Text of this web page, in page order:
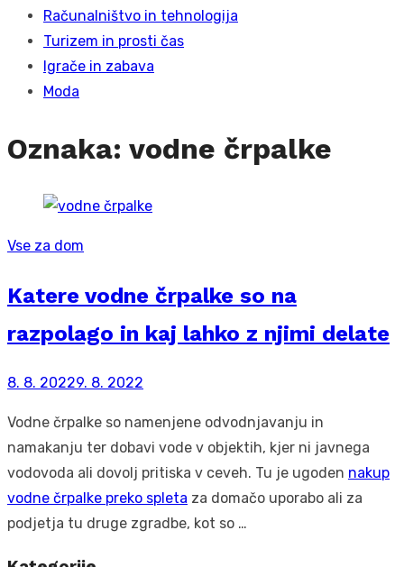
Računalništvo in tehnologija
Turizem in prosti čas
Igrače in zabava
Moda
Oznaka: vodne črpalke
Vse za dom
Katere vodne črpalke so na
razpolago in kaj lahko z njimi delate
Posted
8. 8. 20229. 8. 2022
Vodne črpalke so namenjene odvodnjavanju in
namakanju ter dobavi vode v objektih, kjer ni javnega
vodovoda ali dovolj pritiska v ceveh. Tu je ugoden nakup
vodne črpalke preko spleta za domačo uporabo ali za
podjetja tu druge zgradbe, kot so …